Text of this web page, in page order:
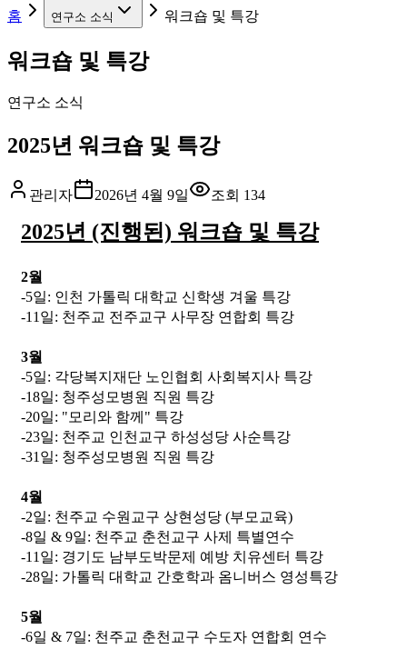
홈 연구소 소식 워크숍 및 특강
워크숍 및 특강
연구소 소식
2025년 워크숍 및 특강
관리자 2026년 4월 9일 조회 134
2025년 (진행된) 워크숍 및 특강
2월
-5일: 인천 가톨릭 대학교 신학생 겨울 특강
-11일: 천주교 전주교구 사무장 연합회 특강
3월
-5일: 각당복지재단 노인협회 사회복지사 특강
-18일: 청주성모병원 직원 특강
-20일: "모리와 함께" 특강
-23일: 천주교 인천교구 하성성당 사순특강
-31일: 청주성모병원 직원 특강
4월
-2일: 천주교 수원교구 상현성당 (부모교육)
-8일 & 9일: 천주교 춘천교구 사제 특별연수
-11일: 경기도 남부도박문제 예방 치유센터 특강
-28일: 가톨릭 대학교 간호학과 옴니버스 영성특강
5월
-6일 & 7일: 천주교 춘천교구 수도자 연합회 연수